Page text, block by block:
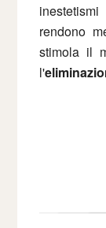
rendono
stimola il
l'